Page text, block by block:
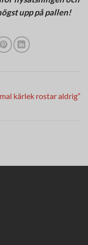
upp på pallen!
kärlek rostar aldrig”